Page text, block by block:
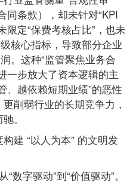
同条款），却未针对“KPI
限定“保费考核占比”，也未
核心指标，导致部分企业
。这种“监管聚焦业务合
一步放大了资本逻辑的主
、越依赖短期业绩”的恶性
削弱行业的长期竞争力，
。
建 “以人为本” 的文明发
“数字驱动”到“价值驱动”。